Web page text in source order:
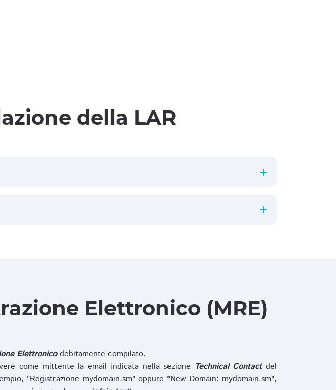
della LAR
Elettronico (MRE)
Elettronicodebitamente compilato.
come mittente la email indicata nella sezione Technical Contactdel
"Registrazione mydomain.sm" oppure "New Domain: mydomain.sm",